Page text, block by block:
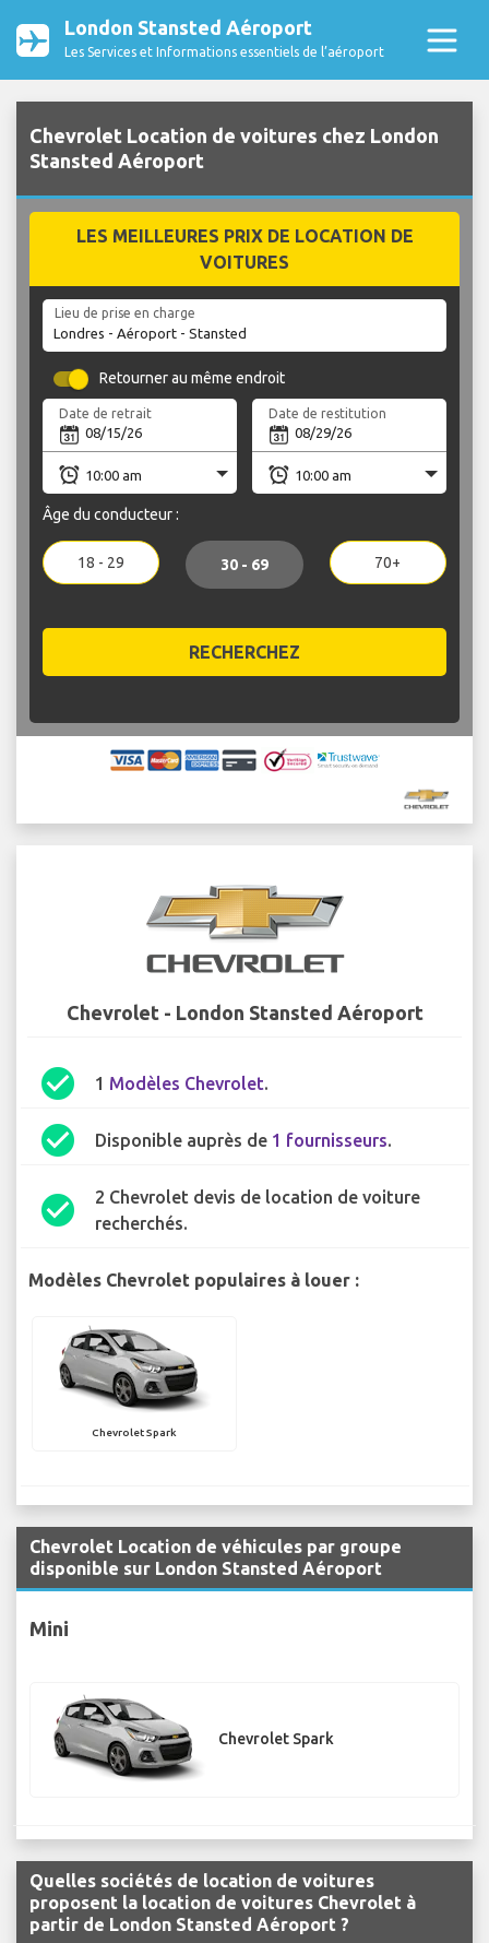
London Stansted Aéroport
Les Services et Informations essentiels de l’aéroport
Chevrolet Location de voitures chez London
Stansted Aéroport
LES MEILLEURES PRIX DE LOCATION DE
VOITURES
Lieu de prise en charge
Retourner au même endroit
Date de retrait Date de restitution
Âge du conducteur :
18 - 29 30 - 69 70+
RECHERCHEZ
Chevrolet - London Stansted Aéroport
check_circle 1 Modèles Chevrolet.
check_circle Disponible auprès de 1 fournisseurs.
check_circle
2 Chevrolet devis de location de voiture
recherchés.
Modèles Chevrolet populaires à louer :
Chevrolet Spark
Chevrolet Location de véhicules par groupe
disponible sur London Stansted Aéroport
Mini
Chevrolet Spark
Quelles sociétés de location de voitures
proposent la location de voitures Chevrolet à
partir de London Stansted Aéroport ?